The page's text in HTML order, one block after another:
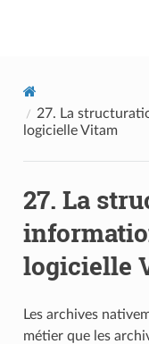
27. La
logicielle Vitam
27. La
logicielle
Les archives
métier que les